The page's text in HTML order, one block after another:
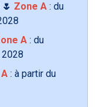
Zone A : du
A : du
2028
: à partir du